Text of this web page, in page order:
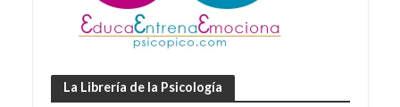
La Librería de la Psicología